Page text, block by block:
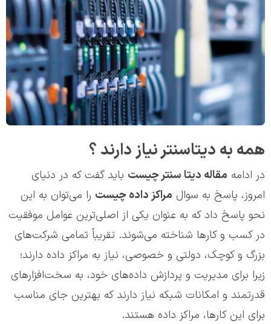
همه به دیتاسنتر نیاز دارند ؟
در ادامه مقاله دیتا سنتر چیست باید گفت که در دنیای
امروز، پاسخ به سوال مراکز داده چیست را می‌توان به این
نحو پاسخ داد که به عنوان یکی از اصلی‌ترین عوامل موفقیت
در کسب و کارها شناخته می‌شوند. تقریباً تمامی شرکت‌های
بزرگ و کوچک، دولتی و خصوصی، نیاز به مراکز داده دارند؛
زیرا برای مدیریت و پردازش داده‌های خود، به سخت‌افزارهای
قدرتمند و امکانات شبکه نیاز دارند که بهترین جای مناسب
برای این کارها، مراکز داده هستند.